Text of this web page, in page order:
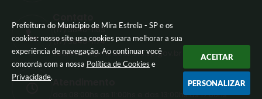
Prefeitura do Município de Mira Estrela - SP e os
cookies: nosso site usa cookies para melhorar a sua
experiência de navegação. Ao continuar você
concorda com a nossa Política de Cookies e
Privacidade.
ACEITAR
PERSONALIZAR
(17) 3846-1163
(17) 3846-1174
secretaria@miraestrela.sp.gov.br
das 08:00hs as 11:00hs e das 13:00hs as 17:00hs